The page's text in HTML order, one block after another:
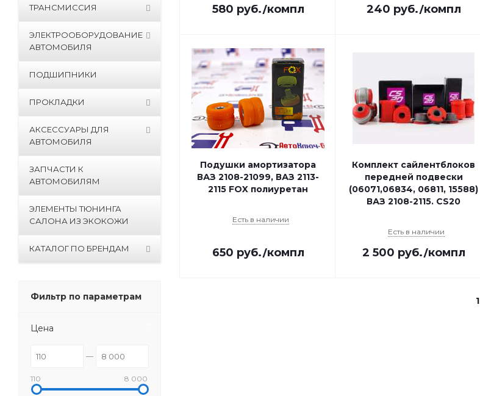
580 руб./компл 240 руб./компл
Подушки амортизатора
ВАЗ 2108-21099, ВАЗ 2113-
2115 FOX полиуретан
Есть в наличии
650 руб./компл
Комплект сайлентблоков
передней подвески
(06071,06834, 06811, 15588)
ВАЗ 2108-2115. CS20
Есть в наличии
2 500 руб./компл
1
ТРАНСМИССИЯ
ЭЛЕКТРООБОРУДОВАНИЕ
АВТОМОБИЛЯ
ПОДШИПНИКИ
ПРОКЛАДКИ
АКСЕССУАРЫ ДЛЯ
АВТОМОБИЛЯ
ЗАПЧАСТИ К
АВТОМОБИЛЯМ
ЭЛЕМЕНТЫ ТЮНИНГА
САЛОНА ИЗ ЭКОКОЖИ
КАТАЛОГ ПО БРЕНДАМ
Фильтр по параметрам
Цена
110 8 000